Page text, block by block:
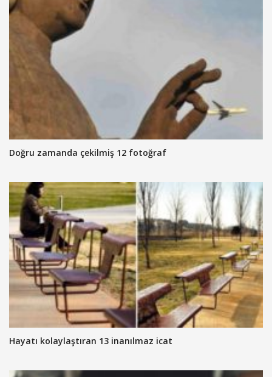
Doğru zamanda çekilmiş 12 fotoğraf
Hayatı kolaylaştıran 13 inanılmaz icat